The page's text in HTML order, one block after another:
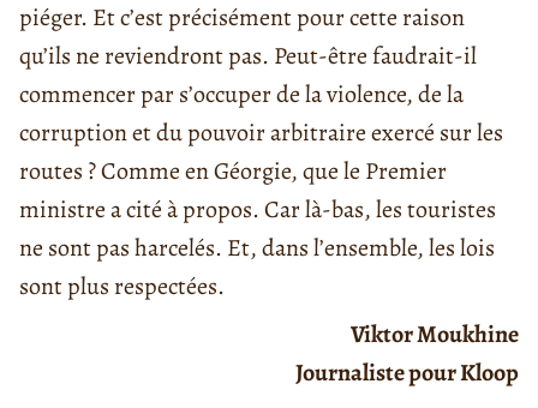
piéger. Et c’est précisément pour cette raison
qu’ils ne reviendront pas. Peut-être faudrait-il
commencer par s’occuper de la violence, de la
corruption et du pouvoir arbitraire exercé sur les
routes ? Comme en Géorgie, que le Premier
ministre a cité à propos. Car là-bas, les touristes
ne sont pas harcelés. Et, dans l’ensemble, les lois
sont plus respectées.
Viktor Moukhine
Journaliste pour Kloop